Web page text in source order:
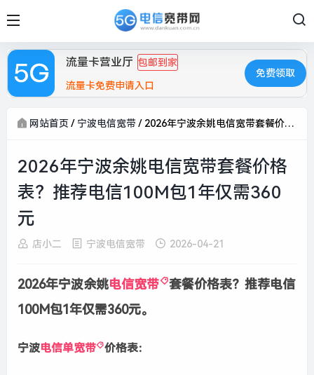
流量卡营业厅 包邮到家
流量卡免费申请入口
免费领取
网站首页 / 宁波电信宽带/ 2026年宁波余姚电信宽带套餐价格表？推荐电信100M包1年仅需360元
2026年宁波余姚电信宽带套餐价格
表？推荐电信100M包1年仅需360
元
店小二 宁波电信宽带 2026-04-21
2026年宁波余姚电信宽带
套餐价格表？推荐电信
100M包1年仅需360元。
宁波电信单宽带 价格表：